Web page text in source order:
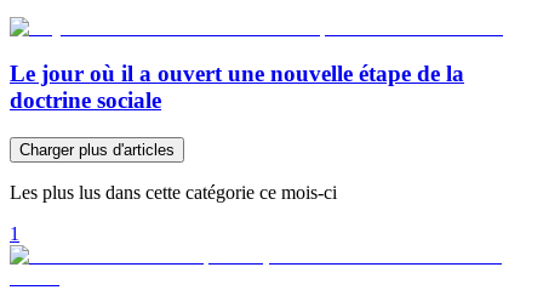
Le jour où il a ouvert une nouvelle étape de la
doctrine sociale
Charger plus d'articles
Les plus lus dans cette catégorie ce mois-ci
1